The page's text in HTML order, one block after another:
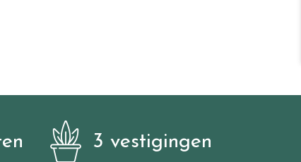
3 vestigingen